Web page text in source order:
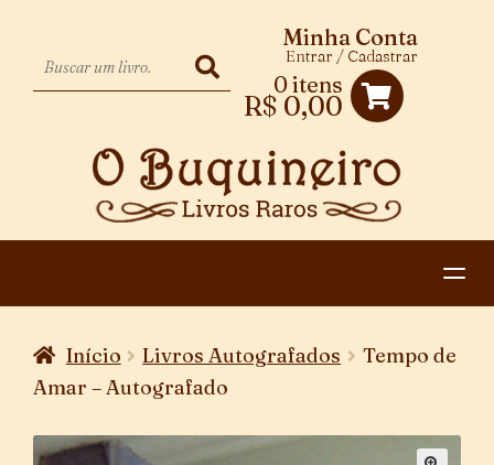
0 itens
R$ 0,00
Minha Conta
Entrar / Cadastrar
CATEGORIAS
Início Livros Autografados
Tempo de
Amar – Autografado